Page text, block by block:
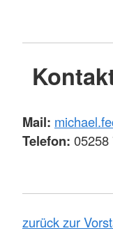
Mail:
Telefon: 05258
zurück zur